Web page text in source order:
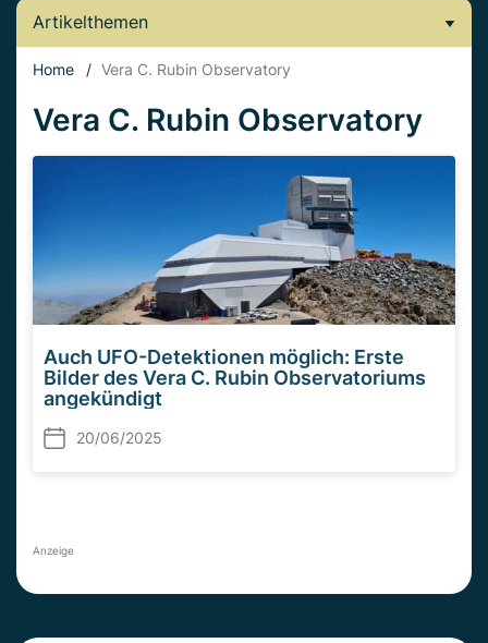
Artikelthemen
Home / Vera C. Rubin Observatory
Vera C. Rubin Observatory
Auch UFO-Detektionen möglich: Erste
Bilder des Vera C. Rubin Observatoriums
angekündigt
20/06/2025
Anzeige